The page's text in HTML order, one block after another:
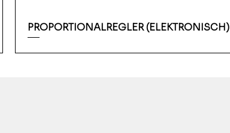
PROPORTIONALREGLER (ELEKTRONISCH)